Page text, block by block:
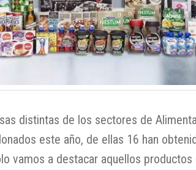
distintas de los sectores de
este año, de ellas 16 han
vamos a destacar aquellos